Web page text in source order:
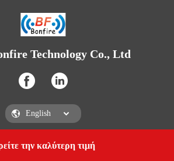
την καλύτερη τιμή
Technology Co., Ltd
Bonfire Technology Co., LtdGet a Quote